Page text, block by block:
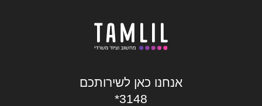
אנחנו כאן לשירותכם
*3148